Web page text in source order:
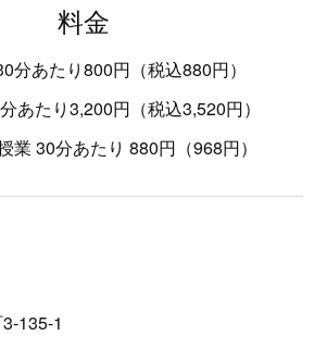
料金
分あたり800円（税込880円）
あたり3,200円（税込3,520円）
業 30分あたり 880円（968円）
135-1